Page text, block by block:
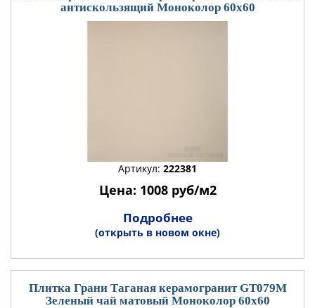
антискользящий Моноколор 60x60
Артикул: 222381
Цена: 1008 руб/м2
Подробнее
(открыть в новом окне)
Плитка Грани Таганая керамогранит GT079М
Зеленый чай матовый Моноколор 60x60